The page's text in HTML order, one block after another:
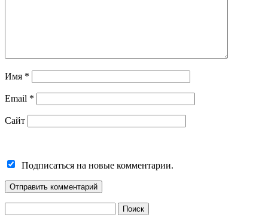
Имя *
Email *
Сайт
Подписаться на новые комментарии.